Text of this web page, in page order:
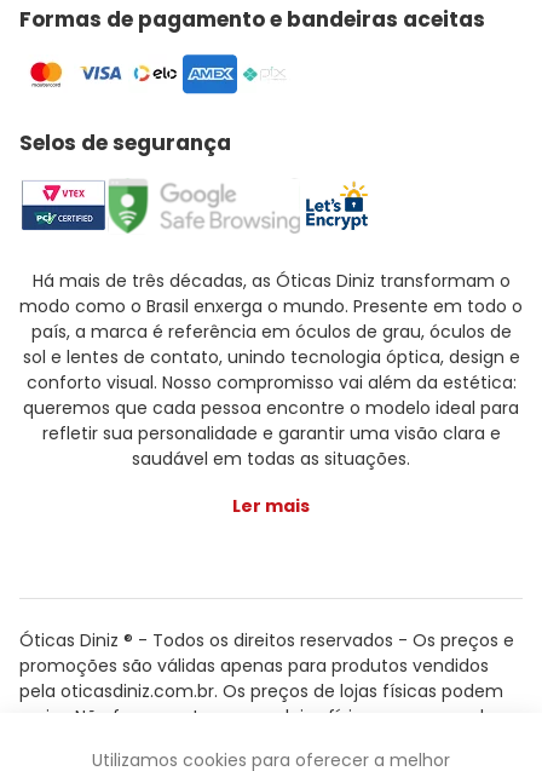
Formas de pagamento e bandeiras aceitas
Selos de segurança
Há mais de três décadas, as Óticas Diniz transformam o
modo como o Brasil enxerga o mundo. Presente em todo o
país, a marca é referência em óculos de grau, óculos de
sol e lentes de contato, unindo tecnologia óptica, design e
conforto visual. Nosso compromisso vai além da estética:
queremos que cada pessoa encontre o modelo ideal para
refletir sua personalidade e garantir uma visão clara e
saudável em todas as situações.
Ler mais
Óticas Diniz ® - Todos os direitos reservados - Os preços e
promoções são válidas apenas para produtos vendidos
pela oticasdiniz.com.br. Os preços de lojas físicas podem
variar. Não fazemos trocas em lojas físicas, apenas pelo
Utilizamos cookies para oferecer a melhor